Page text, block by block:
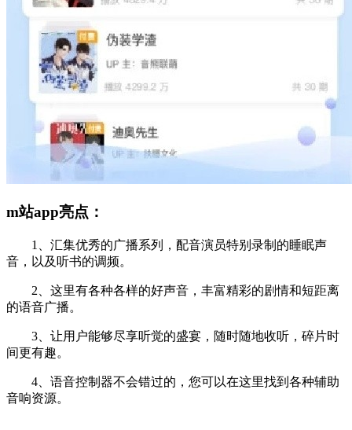
m站app亮点：
1、汇集优秀的广播系列，配音演员特别录制的睡眠声
音，以及听书的调频。
2、这里有各种各样的好声音，丰富精彩的剧情和短距离
的语音广播。
3、让用户能够尽享听觉的盛宴，随时随地收听，碎片时
间更有趣。
4、语音控制器不会错过的，您可以在这里找到各种辅助
音响资源。